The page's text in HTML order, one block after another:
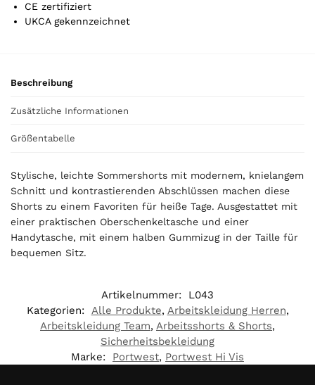
i
0
CE zertifiziert
UKCA gekennzeichnet
Beschreibung
Zusätzliche Informationen
Größentabelle
Stylische, leichte Sommershorts mit modernem, knielangem
Schnitt und kontrastierenden Abschlüssen machen diese
Shorts zu einem Favoriten für heiße Tage. Ausgestattet mit
einer praktischen Oberschenkeltasche und einer
Handytasche, mit einem halben Gummizug in der Taille für
bequemen Sitz.
Artikelnummer:
L043
Kategorien: Alle Produkte, Arbeitskleidung Herren,
Arbeitskleidung Team, Arbeitsshorts & Shorts,
Sicherheitsbekleidung
Marke:
Portwest, Portwest Hi Vis